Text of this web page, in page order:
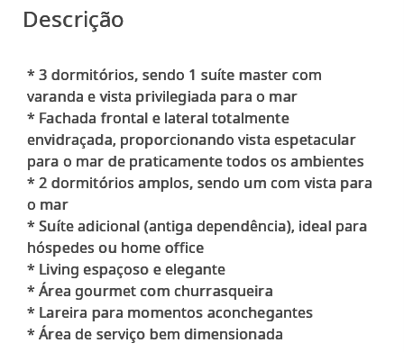
Descrição
* 3 dormitórios, sendo 1 suíte master com
varanda e vista privilegiada para o mar
* Fachada frontal e lateral totalmente
envidraçada, proporcionando vista espetacular
para o mar de praticamente todos os ambientes
* 2 dormitórios amplos, sendo um com vista para
o mar
* Suíte adicional (antiga dependência), ideal para
hóspedes ou home office
* Living espaçoso e elegante
* Área gourmet com churrasqueira
* Lareira para momentos aconchegantes